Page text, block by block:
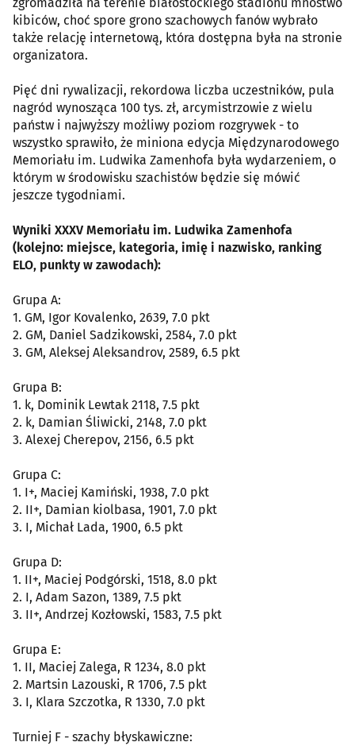
zgromadziła na terenie białostockiego stadionu mnóstwo
kibiców, choć spore grono szachowych fanów wybrało
także relację internetową, która dostępna była na stronie
organizatora.
Pięć dni rywalizacji, rekordowa liczba uczestników, pula
nagród wynosząca 100 tys. zł, arcymistrzowie z wielu
państw i najwyższy możliwy poziom rozgrywek - to
wszystko sprawiło, że miniona edycja Międzynarodowego
Memoriału im. Ludwika Zamenhofa była wydarzeniem, o
którym w środowisku szachistów będzie się mówić
jeszcze tygodniami.
Wyniki XXXV Memoriału im. Ludwika Zamenhofa
(kolejno: miejsce, kategoria, imię i nazwisko, ranking
ELO, punkty w zawodach):
Grupa A:
1. GM, Igor Kovalenko, 2639, 7.0 pkt
2. GM, Daniel Sadzikowski, 2584, 7.0 pkt
3. GM, Aleksej Aleksandrov, 2589, 6.5 pkt
Grupa B:
1. k, Dominik Lewtak 2118, 7.5 pkt
2. k, Damian Śliwicki, 2148, 7.0 pkt
3. Alexej Cherepov, 2156, 6.5 pkt
Grupa C:
1. I+, Maciej Kamiński, 1938, 7.0 pkt
2. II+, Damian kiolbasa, 1901, 7.0 pkt
3. I, Michał Lada, 1900, 6.5 pkt
Grupa D:
1. II+, Maciej Podgórski, 1518, 8.0 pkt
2. I, Adam Sazon, 1389, 7.5 pkt
3. II+, Andrzej Kozłowski, 1583, 7.5 pkt
Grupa E:
1. II, Maciej Zalega, R 1234, 8.0 pkt
2. Martsin Lazouski, R 1706, 7.5 pkt
3. I, Klara Szczotka, R 1330, 7.0 pkt
Turniej F - szachy błyskawiczne: